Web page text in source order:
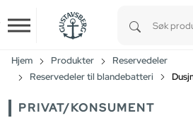
Skip to main content
Hjem Produkter
Reservedeler
Reservedeler til blandebatteri
PRIVAT/KONSUMENT